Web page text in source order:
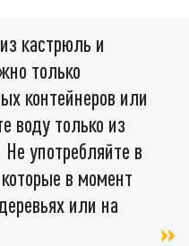
кастрюль и
только
контейнеров или
воду только из
употребляйте в
в момент
или на